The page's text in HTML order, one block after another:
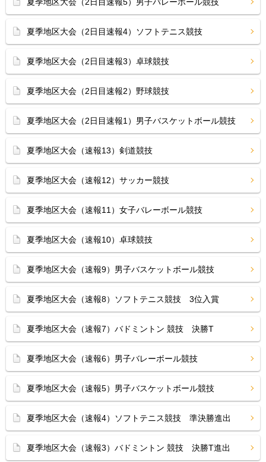
夏季地区大会（2日目速報4）ソフトテニス競技
夏季地区大会（2日目速報3）卓球競技
夏季地区大会（2日目速報2）野球競技
夏季地区大会（2日目速報1）男子バスケットボール競技
夏季地区大会（速報13）剣道競技
夏季地区大会（速報12）サッカー競技
夏季地区大会（速報11）女子バレーボール競技
夏季地区大会（速報10）卓球競技
夏季地区大会（速報9）男子バスケットボール競技
夏季地区大会（速報8）ソフトテニス競技 3位入賞
夏季地区大会（速報7）バドミントン 競技 決勝T
夏季地区大会（速報6）男子バレーボール競技
夏季地区大会（速報5）男子バスケットボール競技
夏季地区大会（速報4）ソフトテニス競技 準決勝進出
夏季地区大会（速報3）バドミントン 競技 決勝T進出